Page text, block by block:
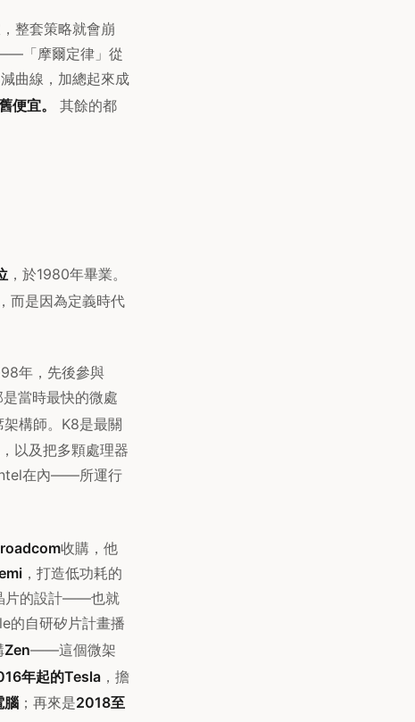
整套策略就會崩
「摩爾定律」從
曲線，加總起來成
便宜。
其餘的都
，於1980年畢業。
而是因為定義時代
年，先後參與
當時最快的微處
構師。K8是最關
以及把多顆處理器
在內——所運行
收購，他
，打造低功耗的
片的設計——也就
的自研矽片計畫播
Zen——這個微架
年起的Tesla ，擔
腦 ；再來是2018至